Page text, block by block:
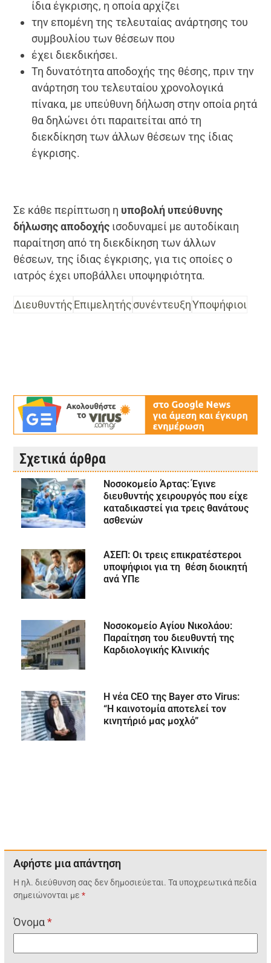
ίδια έγκρισης, η οποία αρχίζει
την επομένη της τελευταίας ανάρτησης του
συμβουλίου των θέσεων που
έχει διεκδικήσει.
Τη δυνατότητα αποδοχής της θέσης, πριν την
ανάρτηση του τελευταίου χρονολογικά
πίνακα, με υπεύθυνη δήλωση στην οποία ρητά
θα δηλώνει ότι παραιτείται από τη
διεκδίκηση των άλλων θέσεων της ίδιας
έγκρισης.
Σε κάθε περίπτωση η υποβολή υπεύθυνης
δήλωσης αποδοχής ισοδυναμεί με αυτοδίκαιη
παραίτηση από τη διεκδίκηση των άλλων
θέσεων, της ίδιας έγκρισης, για τις οποίες ο
ιατρός έχει υποβάλλει υποψηφιότητα.
ΔιευθυντήςΕπιμελητήςσυνέντευξηΥποψήφιοι
Σχετικά άρθρα
Νοσοκομείο Άρτας: Έγινε
διευθυντής χειρουργός που είχε
καταδικαστεί για τρεις θανάτους
ασθενών
ΑΣΕΠ: Οι τρεις επικρατέστεροι
υποψήφιοι για τη θέση διοικητή
ανά ΥΠε
Νοσοκομείο Αγίου Νικολάου:
Παραίτηση του διευθυντή της
Καρδιολογικής Κλινικής
Η νέα CEO της Bayer στο Virus:
“Η καινοτομία αποτελεί τον
κινητήριό μας μοχλό”
Αφήστε μια απάντηση
Η ηλ. διεύθυνση σας δεν δημοσιεύεται. Τα υποχρεωτικά πεδία
σημειώνονται με*
Όνομα*